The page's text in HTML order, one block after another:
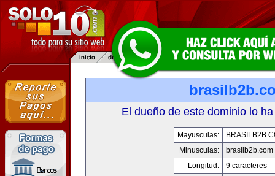
El dueño de este dominio lo
Mayusculas:
Minusculas:
brasilb2b.com
Longitud:
9 caracteres